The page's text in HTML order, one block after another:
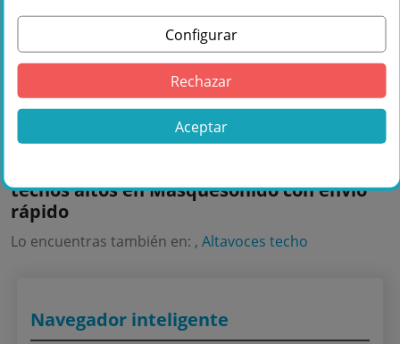
Comprar Electro-Voice EVID-C8.2HC-G2
techos altos en Másquesonido con envío
rápido
Lo encuentras también en: ,Altavoces techo
Navegador inteligente
Configurar
Rechazar
Aceptar